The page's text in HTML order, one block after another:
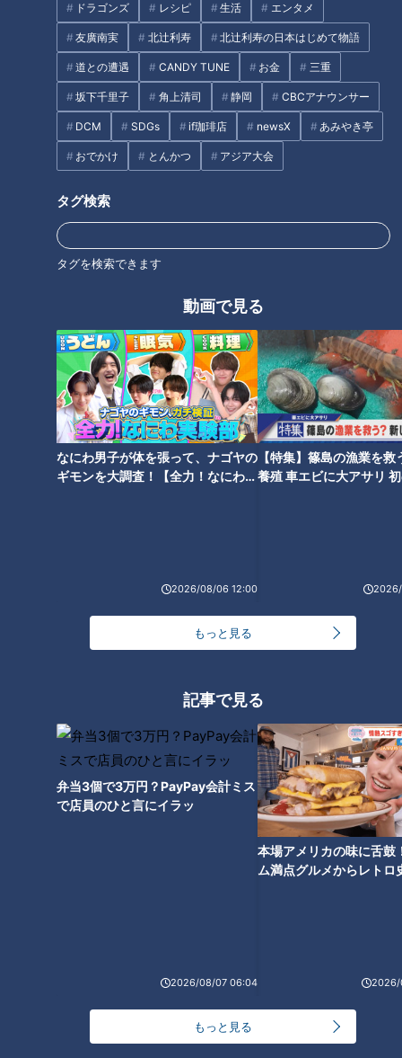
ドラゴンズ レシピ 生活 エンタメ
友廣南実 北辻利寿 北辻利寿の日本はじめて物語
道との遭遇 CANDY TUNE お金 三重
坂下千里子 角上清司 静岡 CBCアナウンサー
DCM SDGs if珈琲店 newsX あみやき亭
おでかけ とんかつ アジア大会
タグ検索
タグを検索できます
動画で見る
なにわ男子が体を張って、ナゴヤの
ギモンを大調査！【全力！なにわ実
2026/08/06 12:00
【特集】篠島の漁業を救
養殖 車エビに大アサリ
もっと見る
記事で見る
弁当3個で3万円？PayPay会計ミス
で店員のひと言にイラッ
2026/08/07 06:04
本場アメリカの味に舌鼓
ム満点グルメからレトロ
2026/
もっと見る
岐阜でホタルを見るなら
一方こちらは、岐阜県のおすすめスポットです。
「5月30日と6月6日の各土曜日、岐阜県の金生山でヒメボタル
観察会が行われます。ヒメボタルは金生山に生息している陸生
のホタルで、夜遅くから光り始めるので午後10時開始です。
アルパの演奏やヒメボタルの生息の説明があり、午前0時前か
ら生息地へ案内といった流れになります。
ヒメボタルは大垣市の天然記念物であり、ヒメボタルのエサと
なる陸貝（カタツムリ）も岐阜県の天然記念物です」（Bさ
小高「ゲンジボタルは光がスーッと尾を引くんですが、ヒメボ
タルは点滅するのが特徴ですよね」
ゲンジボタルより小さなヒメボタルは水辺ではなく森や竹林に
つボイのおすすめ
そしてつボイにも、ホタル観賞の一押しスポットがあるのだと
つボイ「私がこれまでに見た中で印象的だったのは、滋賀県の
天野川のホタルです。あそこのホタルは本当に綺麗でした」
滋賀県米原市の長岡を流れる天野川は、ゲンジボタルおよびそ
の発生地として国の特別天然記念物に指定されている地域で
つボイが足を運んだ時は他に鑑賞に来ていた人もいなかったよ
うで、「この素晴らしいホタルを独り占めできるのか」と感動